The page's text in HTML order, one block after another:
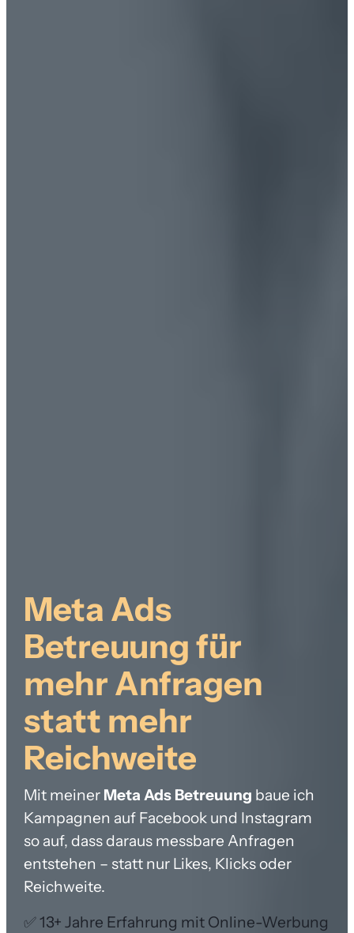
Meta Ads
Betreuung für
mehr Anfragen
statt mehr
Reichweite
Mit meiner Meta Ads Betreuung baue ich
Kampagnen auf Facebook und Instagram
so auf, dass daraus messbare Anfragen
entstehen – statt nur Likes, Klicks oder
Reichweite.
✅ 13+ Jahre Erfahrung mit Online-Werbung